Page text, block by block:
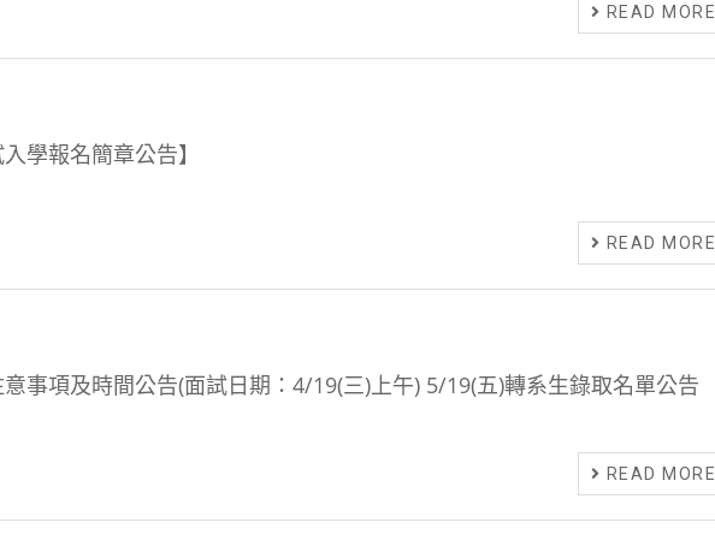
READ MORE
學報名簡章公告】
READ MORE
事項及時間公告(面試日期：4/19(三)上午) 5/19(五)轉系生錄取名單公告
READ MORE